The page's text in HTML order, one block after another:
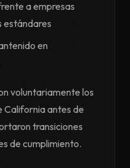
a empresas
estándares
en
voluntariamente los
California antes de
transiciones
de cumplimiento.